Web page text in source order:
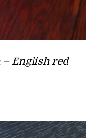
– English red